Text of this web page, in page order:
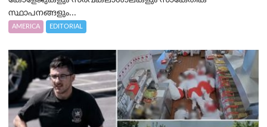
സ്ഥാപനങ്ങളും...
AMERICA EDITORIAL